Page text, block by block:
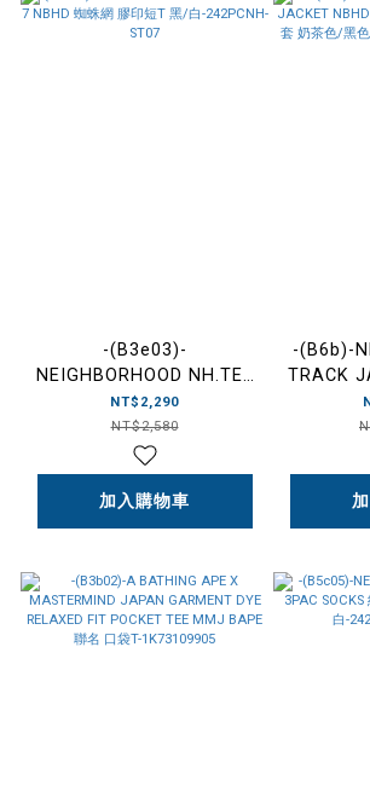
-(B3e03)-
NEIGHBORHOOD NH.TEE
SS-7 NBHD 蜘蛛網 膠印短
T 黑/白-242PCNH-ST07
NT$2,290
NT$2,580
加入購物車
-(B6b)-
TRACK
氣 防水
茶色/黑